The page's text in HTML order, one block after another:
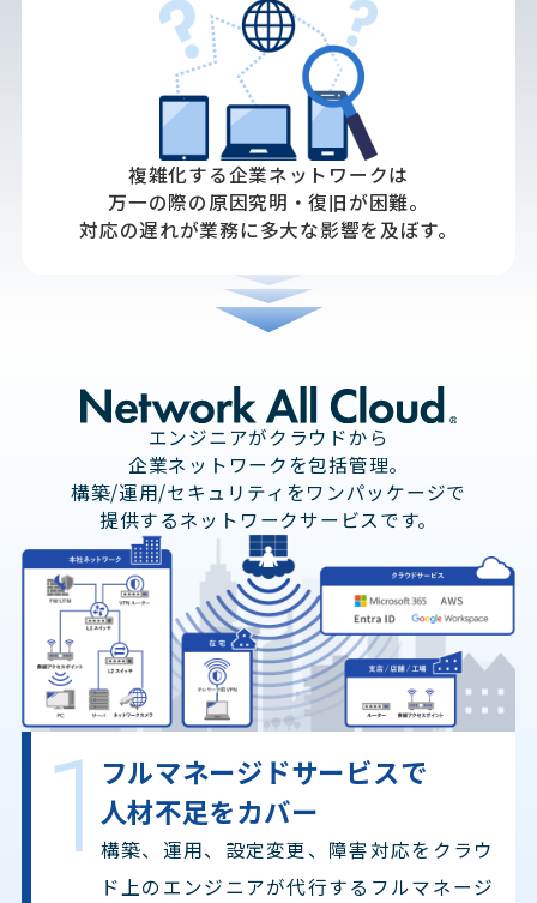
複雑化する企業ネットワークは
万一の際の原因究明・復旧が困難。
対応の遅れが業務に多大な影響を及ぼす。
N
e
t
w
o
r
k
A
l
l
C
l
o
u
エンジニアがクラウドから
企業ネットワークを包括管理。
構築/運用/セキュリティをワンパッケージで
提供するネットワークサービスです。
1 フルマネージドサービスで
人材不足をカバー
構築、運用、設定変更、障害対応をクラウ
ド上のエンジニアが代行するフルマネージ